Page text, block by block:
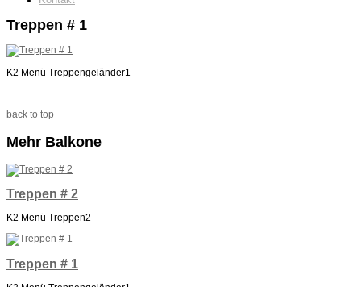
Treppen # 1
K2 Menü Treppengeländer1
back to top
Mehr Balkone
Treppen # 2
K2 Menü Treppen2
Treppen # 1